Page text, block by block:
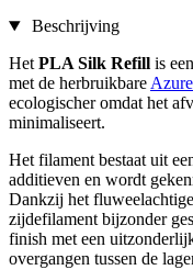
Beschrijving
Het PLA Silk Refill is
met de herbruikbare
ecologischer omdat het
minimaliseert.
Het filament bestaat uit
additieven en wordt
Dankzij het
zijdefilament bijzonder
finish met een
overgangen tussen de